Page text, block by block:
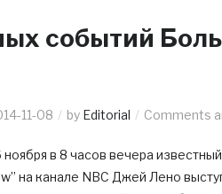
событий
11-08 by Editorial Comments
в 8 часов вечера
на канале NBC Джей Лено